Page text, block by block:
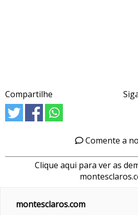
Compartilhe
Comente a
Clique aqui para ver as
montesclaros.com